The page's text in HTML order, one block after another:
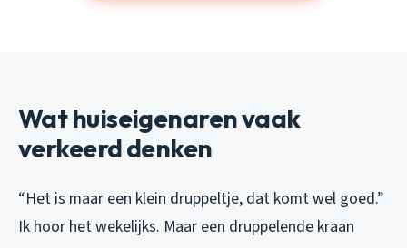
Wat huiseigenaren vaak
verkeerd denken
“Het is maar een klein druppeltje, dat komt wel goed.”
Ik hoor het wekelijks. Maar een druppelende kraan